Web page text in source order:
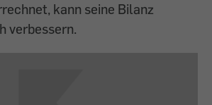
kann seine Bilanz
verbessern.